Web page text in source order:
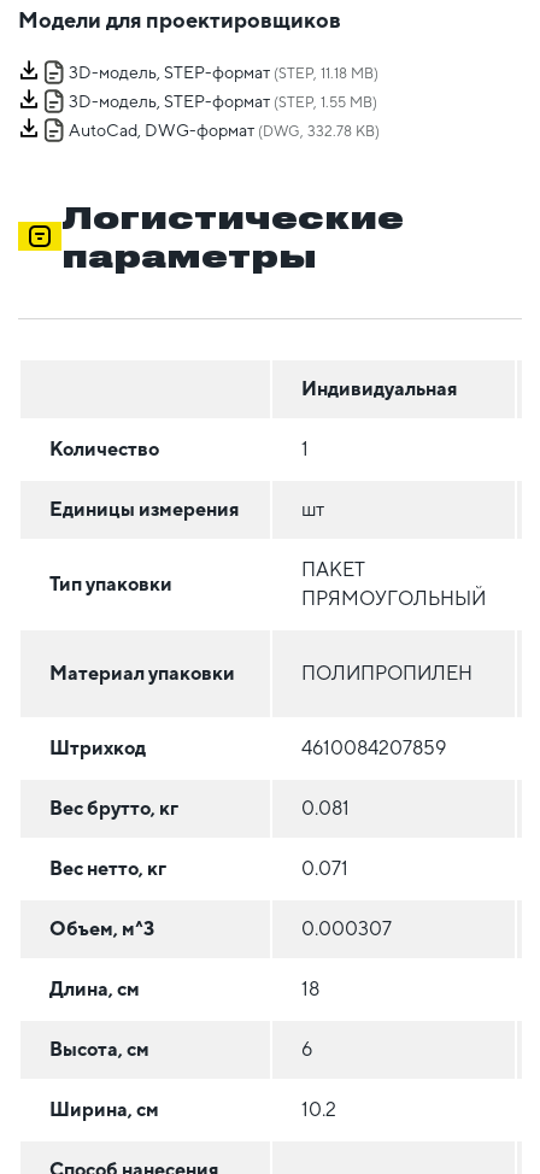
Модели для проектировщиков
3D-модель, STEP-формат (STEP, 11.18 MB)
3D-модель, STEP-формат (STEP, 1.55 MB)
AutoCad, DWG-формат (DWG, 332.78 KB)
Логистические
параметры
Индивидуальная
Количество 1
Единицы измерения шт
Тип упаковки
ПАКЕТ
ПРЯМОУГОЛЬНЫЙ
Материал упаковки ПОЛИПРОПИЛЕН
Штрихкод 4610084207859
Вес брутто, кг 0.081
Вес нетто, кг 0.071
Объем, м^3 0.000307
Длина, см 18
Высота, см 6
Ширина, см 10.2